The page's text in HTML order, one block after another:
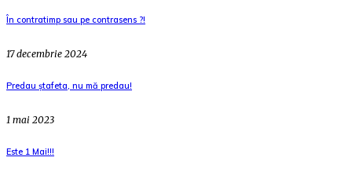
În contratimp sau pe contrasens ?!
17 decembrie 2024
Predau ștafeta, nu mă predau!
1 mai 2023
Este 1 Mai!!!